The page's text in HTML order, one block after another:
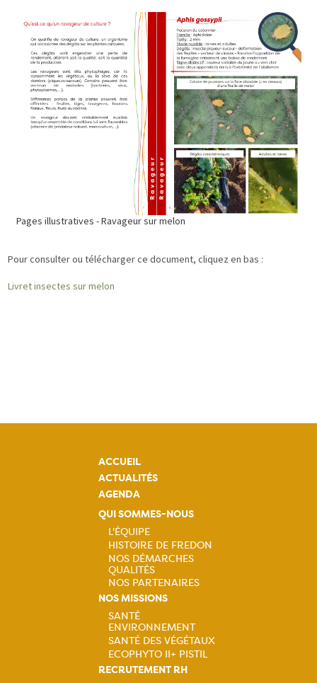
Pages illustratives - Ravageur sur melon
Pour consulter ou télécharger ce document, cliquez en bas :
Livret insectes sur melon
ACCUEIL
ACTUALITÉS
AGENDA
QUI SOMMES-NOUS
Navigation
principale
L'ÉQUIPE
HISTOIRE DE FREDON
NOS DÉMARCHES
QUALITÉS
NOS PARTENAIRES
NOS MISSIONS
Navigation
principale
SANTÉ
ENVIRONNEMENT
SANTÉ DES VÉGÉTAUX
ECOPHYTO II+ PISTIL
RECRUTEMENT RH